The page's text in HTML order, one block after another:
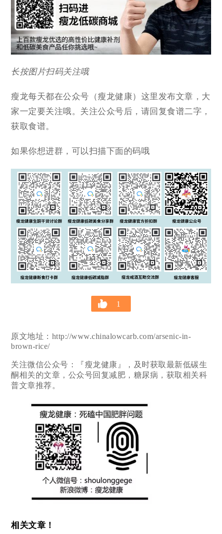
长按图片扫码关注哦
瘦龙每天都在公众号（瘦龙健康）这里发布文章，大
家一定要关注哦。关注公众号后，请回复食谱二字，
获取食谱。
如果你想进群，可以扫描下面的码哦
1
原文地址：http://www.chinalowcarb.com/arsenic-in-
brown-rice/
关注微信公众号：『瘦龙健康』，及时获取最新低碳生
酮相关的文章，公众号回复减肥，糖尿病，获取相关科
普文章推荐。
相关文章！